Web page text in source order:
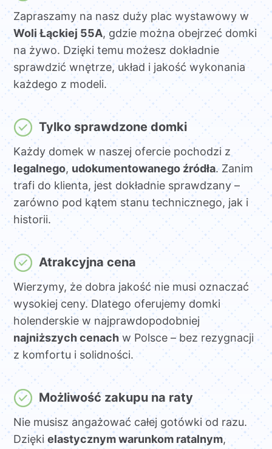
Zapraszamy na nasz duży plac wystawowy w
Woli Łąckiej 55A, gdzie można obejrzeć domki
na żywo. Dzięki temu możesz dokładnie
sprawdzić wnętrze, układ i jakość wykonania
każdego z modeli.
Tylko sprawdzone domki
Każdy domek w naszej ofercie pochodzi z
legalnego, udokumentowanego źródła. Zanim
trafi do klienta, jest dokładnie sprawdzany –
zarówno pod kątem stanu technicznego, jak i
historii.
Atrakcyjna cena
Wierzymy, że dobra jakość nie musi oznaczać
wysokiej ceny. Dlatego oferujemy domki
holenderskie w najprawdopodobniej
najniższych cenachw Polsce – bez rezygnacji
z komfortu i solidności.
Możliwość zakupu na raty
Nie musisz angażować całej gotówki od razu.
Dziękielastycznym warunkom ratalnym,